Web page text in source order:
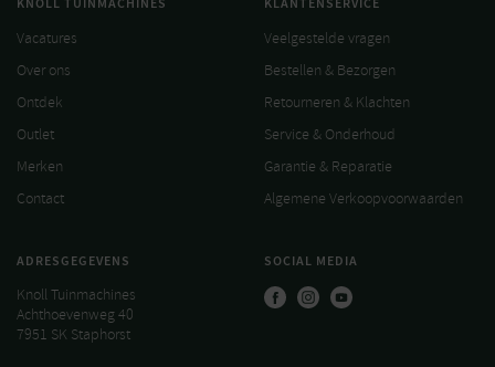
Vacatures
Over ons
Ontdek
Outlet
Merken
Contact
Veelgestelde vragen
Bestellen & Bezorgen
Retourneren & Klachten
Service & Onderhoud
Garantie & Reparatie
Algemene Verkoopvoorwaarden
ADRESGEGEVENS
Knoll Tuinmachines
Achthoevenweg 40
7951 SK Staphorst
SOCIAL MEDIA